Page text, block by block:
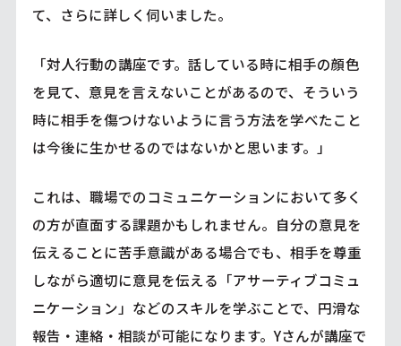
て、さらに詳しく伺いました。
「対人行動の講座です。話している時に相手の顔色
を見て、意見を言えないことがあるので、そういう
時に相手を傷つけないように言う方法を学べたこと
は今後に生かせるのではないかと思います。」
これは、職場でのコミュニケーションにおいて多く
の方が直面する課題かもしれません。自分の意見を
伝えることに苦手意識がある場合でも、相手を尊重
しながら適切に意見を伝える「アサーティブコミュ
ニケーション」などのスキルを学ぶことで、円滑な
報告・連絡・相談が可能になります。Yさんが講座で